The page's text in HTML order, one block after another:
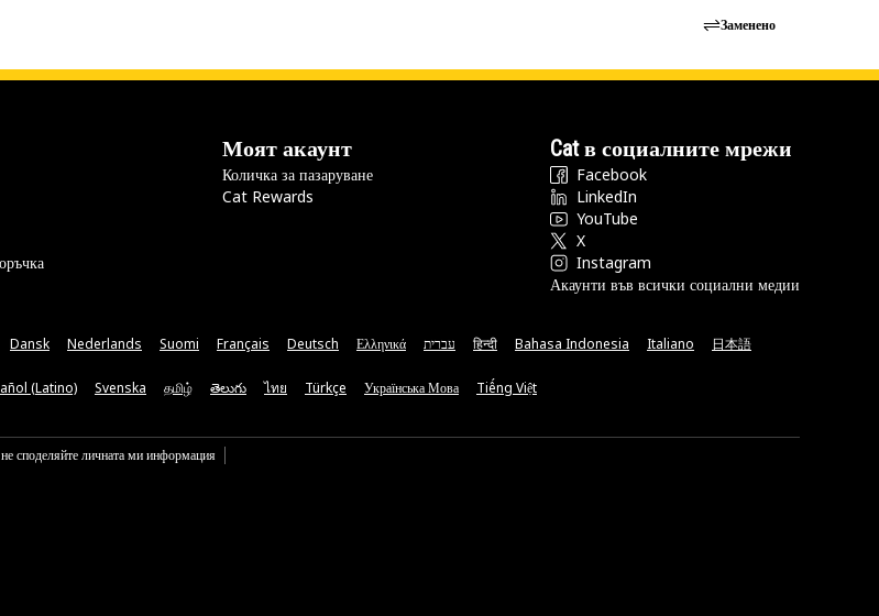
Заменено
Моят акаунт
Количка за пазаруване
Cat Rewards
Cat в социалните мрежи
Facebook
LinkedIn
YouTube
X
Instagram
Акаунти във всички социални медии
Dansk Nederlands Suomi Français Deutsch Ελληνικά עברית हिन्दी Bahasa Indonesia Italiano 日本語
(Latino) Svenska தமிழ் తెలుగు ไทย Türkçe Українська Мова Tiếng Việt
споделяйте личната ми информация